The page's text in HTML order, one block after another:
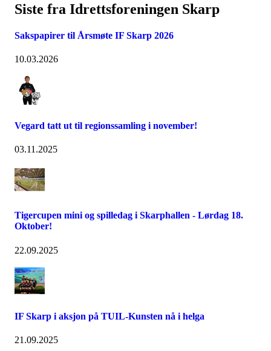
Siste fra Idrettsforeningen Skarp
Sakspapirer til Årsmøte IF Skarp 2026
10.03.2026
Vegard tatt ut til regionssamling i november!
03.11.2025
Tigercupen mini og spilledag i Skarphallen - Lørdag 18.
Oktober!
22.09.2025
IF Skarp i aksjon på TUIL-Kunsten nå i helga
21.09.2025